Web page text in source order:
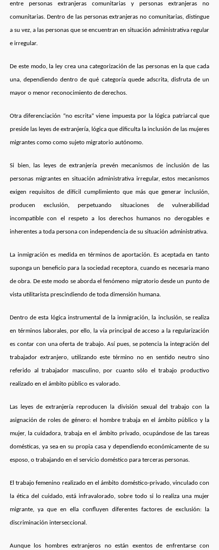
entre personas extranjeras comunitarias y personas extranjeras no
comunitarias. Dentro de las personas extranjeras no comunitarias, distingue
a su vez, a las personas que se encuentran en situación administrativa regular
e irregular.
De este modo, la ley crea una categorización de las personas en la que cada
una, dependiendo dentro de qué categoría quede adscrita, disfruta de un
mayor o menor reconocimiento de derechos.
Otra diferenciación “no escrita” viene impuesta por la lógica patriarcal que
preside las leyes de extranjería, lógica que dificulta la inclusión de las mujeres
migrantes como como sujeto migratorio autónomo.
Si bien, las leyes de extranjería prevén mecanismos de inclusión de las
personas migrantes en situación administrativa irregular, estos mecanismos
exigen requisitos de difícil cumplimiento que más que generar inclusión,
producen exclusión, perpetuando situaciones de vulnerabilidad
incompatible con el respeto a los derechos humanos no derogables e
inherentes a toda persona con independencia de su situación administrativa.
La inmigración es medida en términos de aportación. Es aceptada en tanto
suponga un beneficio para la sociedad receptora, cuando es necesaria mano
de obra. De este modo se aborda el fenómeno migratorio desde un punto de
vista utilitarista prescindiendo de toda dimensión humana.
Dentro de esta lógica instrumental de la inmigración, la inclusión, se realiza
en términos laborales, por ello, la vía principal de acceso a la regularización
es contar con una oferta de trabajo. Así pues, se potencia la integración del
trabajador extranjero, utilizando este término no en sentido neutro sino
referido al trabajador masculino, por cuanto sólo el trabajo productivo
realizado en el ámbito público es valorado.
Las leyes de extranjería reproducen la división sexual del trabajo con la
asignación de roles de género: el hombre trabaja en el ámbito público y la
mujer, la cuidadora, trabaja en el ámbito privado, ocupándose de las tareas
domésticas, ya sea en su propia casa y dependiendo económicamente de su
esposo, o trabajando en el servicio doméstico para terceras personas.
El trabajo femenino realizado en el ámbito doméstico-privado, vinculado con
la ética del cuidado, está infravalorado, sobre todo si lo realiza una mujer
migrante, ya que en ella confluyen diferentes factores de exclusión: la
discriminación interseccional.
Aunque los hombres extranjeros no están exentos de enfrentarse con